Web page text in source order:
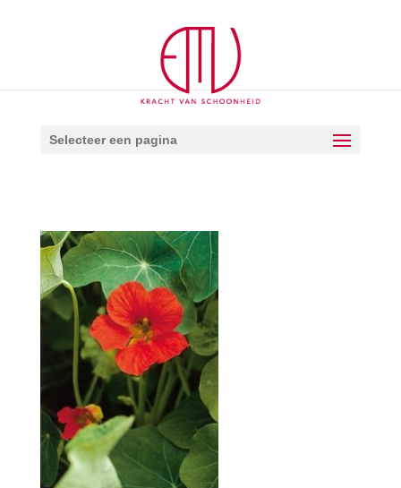
Selecteer een pagina